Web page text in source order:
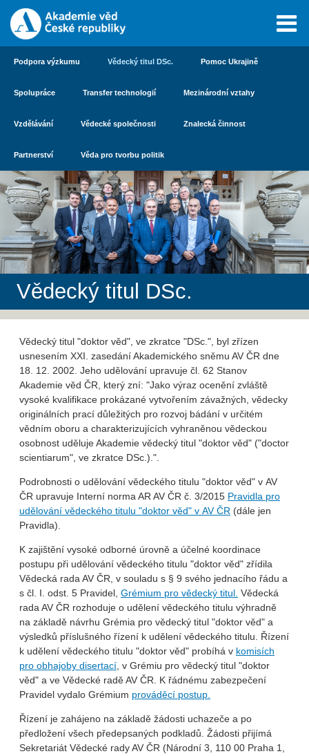
Podpora výzkumu Vědecký titul DSc. Pomoc Ukrajině
Spolupráce Transfer technologií Mezinárodní vztahy
Vzdělávání Vědecké společnosti Znalecká činnost
Partnerství Věda pro tvorbu politik
Vědecký titul DSc.
Vědecký titul "doktor věd", ve zkratce "DSc.", byl zřízen
usnesením XXI. zasedání Akademického sněmu AV ČR dne
18. 12. 2002. Jeho udělování upravuje čl. 62 Stanov
Akademie věd ČR, který zní: "Jako výraz ocenění zvláště
vysoké kvalifikace prokázané vytvořením závažných, vědecky
originálních prací důležitých pro rozvoj bádání v určitém
vědním oboru a charakterizujících vyhraněnou vědeckou
osobnost uděluje Akademie vědecký titul "doktor věd" ("doctor
scientiarum", ve zkratce DSc.).".
Podrobnosti o udělování vědeckého titulu "doktor věd" v AV
ČR upravuje Interní norma AR AV ČR č. 3/2015 Pravidla pro
udělování vědeckého titulu "doktor věd" v AV ČR (dále jen
Pravidla).
K zajištění vysoké odborné úrovně a účelné koordinace
postupu při udělování vědeckého titulu "doktor věd" zřídila
Vědecká rada AV ČR, v souladu s § 9 svého jednacího řádu a
s čl. I. odst. 5 Pravidel, Grémium pro vědecký titul. Vědecká
rada AV ČR rozhoduje o udělení vědeckého titulu výhradně
na základě návrhu Grémia pro vědecký titul "doktor věd" a
výsledků příslušného řízení k udělení vědeckého titulu. Řízení
k udělení vědeckého titulu "doktor věd" probíhá v komisích
pro obhajoby disertací, v Grémiu pro vědecký titul "doktor
věd" a ve Vědecké radě AV ČR. K řádnému zabezpečení
Pravidel vydalo Grémium prováděcí postup.
Řízení je zahájeno na základě žádosti uchazeče a po
předložení všech předepsaných podkladů. Žádosti přijímá
Sekretariát Vědecké rady AV ČR (Národní 3, 110 00 Praha 1,